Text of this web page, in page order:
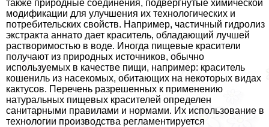
также природные соединения, подвергнутые химической
модификации для улучшения их технологических и
потребительских свойств. Например, частичный гидролиз
экстpaкта аннато дает краситель, обладающий лучшей
растворимостью в воде. Иногда пищевые красители
получают из природных источников, обычно
используемых в качестве пищи, например: краситель
кошениль из насекомых, обитающих на некоторых видах
кактусов. Перечень разрешенных к применению
натуральных пищевых красителей определен
санитарными правилами и нормами. Их использование в
технологии производства регламентируется